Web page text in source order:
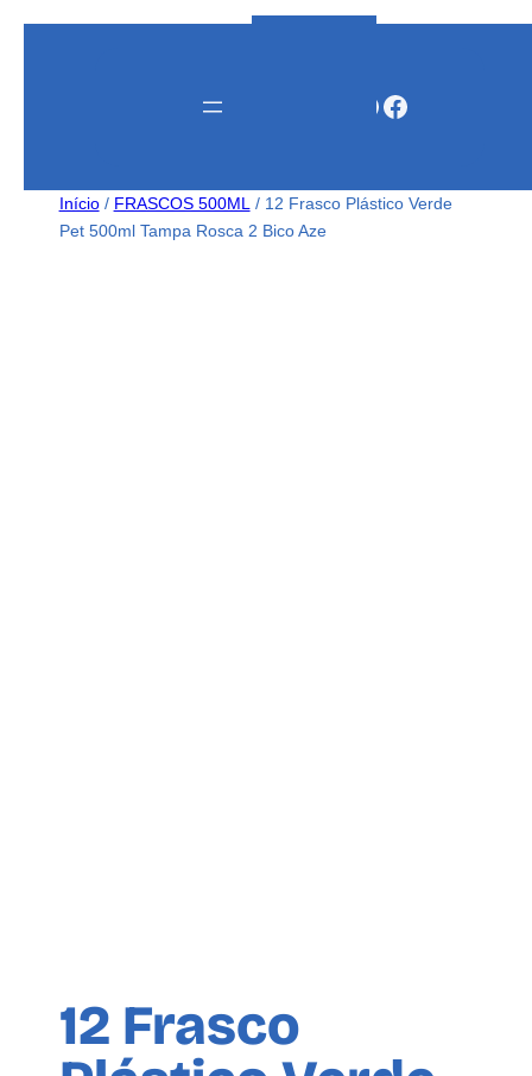
Facebook
Início/ FRASCOS 500ML / 12 Frasco Plástico Verde
Pet 500ml Tampa Rosca 2 Bico Aze
12 Frasco